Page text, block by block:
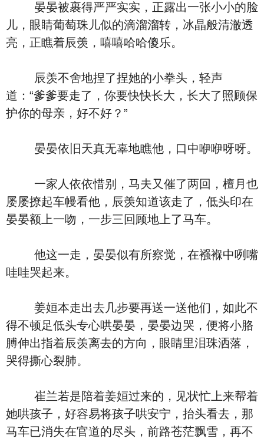
晏晏被裹得严严实实，正露出一张小小的脸
儿，眼睛葡萄珠儿似的滴溜溜转，冰晶般清澈透
亮，正瞧着辰羡，嘻嘻哈哈傻乐。
辰羡不舍地捏了捏她的小拳头，轻声
道：“爹爹要走了，你要快快长大，长大了照顾保
护你的母亲，好不好？”
晏晏依旧天真无辜地瞧他，口中咿咿呀呀。
一家人依依惜别，马夫又催了两回，檀月也
屡屡撩起车幔看他，辰羡知道该走了，低头印在
晏晏额上一吻，一步三回顾地上了马车。
他这一走，晏晏似有所察觉，在襁褓中咧嘴
哇哇哭起来。
姜姮本走出去几步要再送一送他们，如此不
得不顿足低头专心哄晏晏，晏晏边哭，便将小胳
膊伸出指着辰羡离去的方向，眼睛里泪珠洒落，
哭得撕心裂肺。
崔兰若是陪着姜姮过来的，见状忙上来帮着
她哄孩子，好容易将孩子哄安宁，抬头看去，那
马车已消失在官道的尽头，前路苍茫飘雪，再不